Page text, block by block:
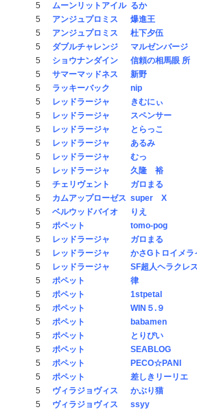
5
ムーンリットアイル るか
5
アンジュプロミス
爆進王
5
アンジュプロミス
杜下夕伍
5
ダブルチャレンジ
マルゼンバージ
5
ショウナンダイン
信頼の相馬眼 所
5
サマーマッドネス
新野
5
ラッキーバック
nip
5
レッドラージャ
きむにぃ
5
レッドラージャ
スペンサー
5
レッドラージャ
とらっこ
5
レッドラージャ
あるみ
5
レッドラージャ
むっ
5
レッドラージャ
久隆 裕
5
チェリヴェント
ガロまる
5
カムアップローゼス super X
5
ベルウッドバイオ
りえ
5
ポペット
tomo-pog
5
レッドラージャ
ガロまる
5
レッドラージャ
かさGトロイメラ
5
レッドラージャ
SF超人ヘラクレ
5
ポペット
律
5
ポペット
1stpetal
5
ポペット
WIN５.９
5
ポペット
babamen
5
ポペット
とりぴい
5
ポペット
SEABLOG
5
ポペット
PECO☆PANI
5
ポペット
差しきリーリエ
5
ヴィラジョヴィス
かぶり猫
5
ヴィラジョヴィス
ssyy